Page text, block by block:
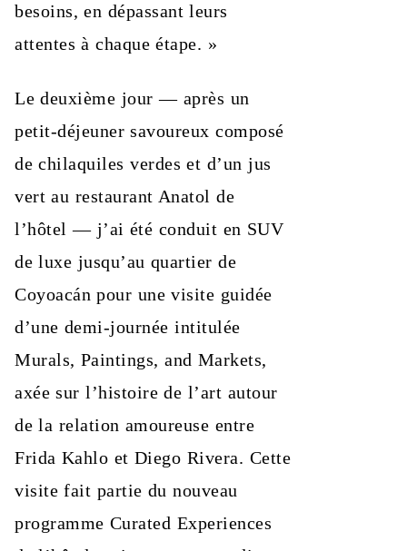
besoins, en dépassant leurs
attentes à chaque étape. »
Le deuxième jour — après un
petit-déjeuner savoureux composé
de chilaquiles verdes et d’un jus
vert au restaurant Anatol de
l’hôtel — j’ai été conduit en SUV
de luxe jusqu’au quartier de
Coyoacán pour une visite guidée
d’une demi-journée intitulée
Murals, Paintings, and Markets,
axée sur l’histoire de l’art autour
de la relation amoureuse entre
Frida Kahlo et Diego Rivera. Cette
visite fait partie du nouveau
programme Curated Experiences